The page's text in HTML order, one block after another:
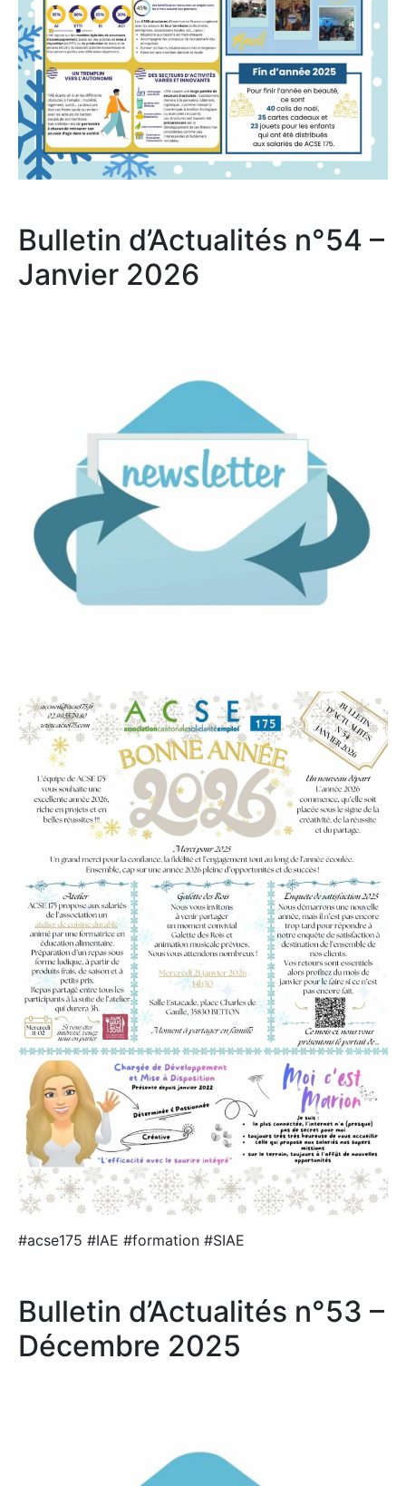
Bulletin d’Actualités n°54 –
Janvier 2026
#acse175 #IAE #formation #SIAE
Bulletin d’Actualités n°53 –
Décembre 2025